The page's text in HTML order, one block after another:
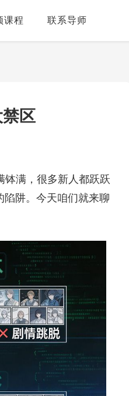
课程 联系导师
区
钵满，很多新人都跃跃
阱。今天咱们就来聊